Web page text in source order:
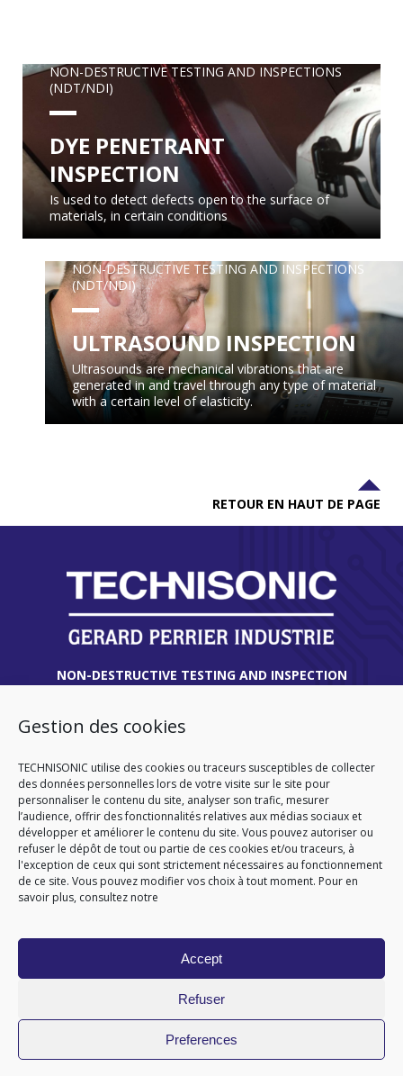
Gestion des cookies
TECHNISONIC utilise des cookies ou traceurs susceptibles de collecter
des données personnelles lors de votre visite sur le site pour
personnaliser le contenu du site, analyser son trafic, mesurer
l’audience, offrir des fonctionnalités relatives aux médias sociaux et
développer et améliorer le contenu du site. Vous pouvez autoriser ou
refuser le dépôt de tout ou partie de ces cookies et/ou traceurs, à
l'exception de ceux qui sont strictement nécessaires au fonctionnement
de ce site. Vous pouvez modifier vos choix à tout moment. Pour en
savoir plus, consultez notre
Accept
Refuser
Preferences
NON-DESTRUCTIVE TESTING AND INSPECTIONS
(NDT/NDI)
DYE PENETRANT
INSPECTION
Is used to detect defects open to the surface of
materials, in certain conditions
NON-DESTRUCTIVE TESTING AND INSPECTIONS
(NDT/NDI)
ULTRASOUND INSPECTION
Ultrasounds are mechanical vibrations that are
generated in and travel through any type of material
with a certain level of elasticity.
RETOUR EN HAUT DE PAGE
NON-DESTRUCTIVE TESTING AND INSPECTION
THIONVILLE
45 route de Verdun
57180 TERVILLE
FRANCE
Tél. +33 (0)3 82 86 92 13
© 2026
Site réalisé par